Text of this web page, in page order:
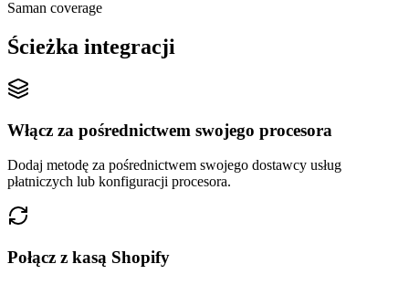
Saman coverage
Ścieżka integracji
Włącz za pośrednictwem swojego procesora
Dodaj metodę za pośrednictwem swojego dostawcy usług
płatniczych lub konfiguracji procesora.
Połącz z kasą Shopify